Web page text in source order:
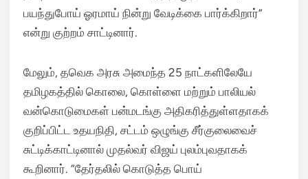
பயந்துபோய் ஓரமாய் நின்று வேடிக்கை பார்க்கிறார்”
என்று குற்றம் சாட்டினார்.
மேலும், தவெக அரசு அமைந்த 25 நாட்களிலேயே
தமிழகத்தில் கொலை, கொள்ளை மற்றும் பாலியல்
வன்கொடுமைகள் பன்மடங்கு அதிகரித்துள்ளதாகக்
குறிப்பிட்ட உதயநிதி, சட்டம் ஒழுங்கு சீர்குலைவைச்
சுட்டிக்காட்டினால் முதல்வர் விஜய் புலம்புவதாகக்
கூறினார். “தேர்தலில் கொடுத்த பொய்